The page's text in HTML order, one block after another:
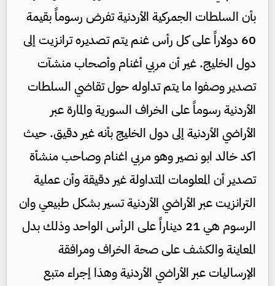
بأن السلطات الجمركية الأردنية تفرض رسوماً بقيمة
60 دولاراً على كل رأس غنم يتم تصديره ترانزيت إلى
دول الخليج. غير أن مربي أغنام وأصحاب منشآت
تصدير وصفوا ما يتم تداوله حول تقاضي السلطات
الأردنية رسوماً على الخراف السورية والمارة عبر
الأراضي الأردنية إلى دول الخليج بأنه غير دقيق. حيث
اكد خالد ابو نصير وهو مربي اغنام وصاحب منشأة
تصدير أن المعلومات المتداولة غير دقيقة وأن عملية
الترانزيت عبر الأراضي الأردنية تسير بشكل طبيعي وان
الرسوم هي 21 ديناراً على الرأس الواحد وذلك بدل
المعاينة والكشف على صحة الخراف ومرافقة
الإرساليات عبر الأراضي الأردنية وهذا إجراء متبع